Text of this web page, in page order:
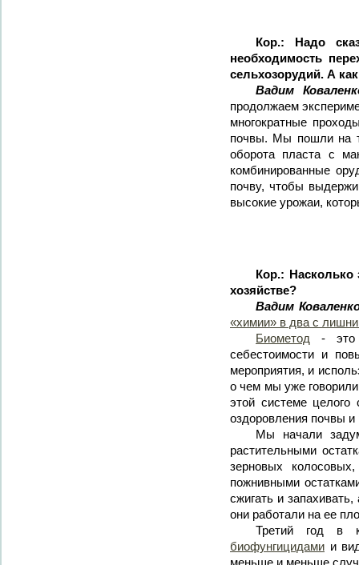
Кор.: Надо
необходимость
сельхозорудий. А
Вадим
продолжаем
многократные
почвы. Мы пошли на
оборота пласта с
комбинированные
почву, чтобы
высокие урожаи,
Кор.:
хозяйстве?
Вадим
«химии» в два с
Биометод - это
себестоимости и
мероприятия, и
о чем мы уже
этой системе
оздоровления почвы и
Мы начали
растительными
зерновых
пожнивными
сжигать и
они работали на ее
Третий год в
биофунгицидами и